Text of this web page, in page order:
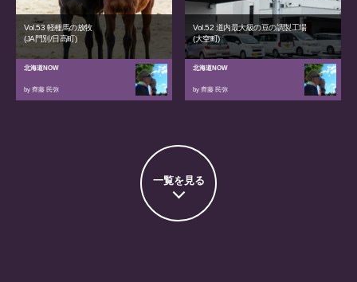
Vol.53 軽種馬の放牧
(JA門別/日高町)
北海道NOW
by 齊藤 民弥
Vol.52 道内最大級の豆の調製工場
(大空町)
北海道NOW
by 齊藤 民弥
一覧を見る